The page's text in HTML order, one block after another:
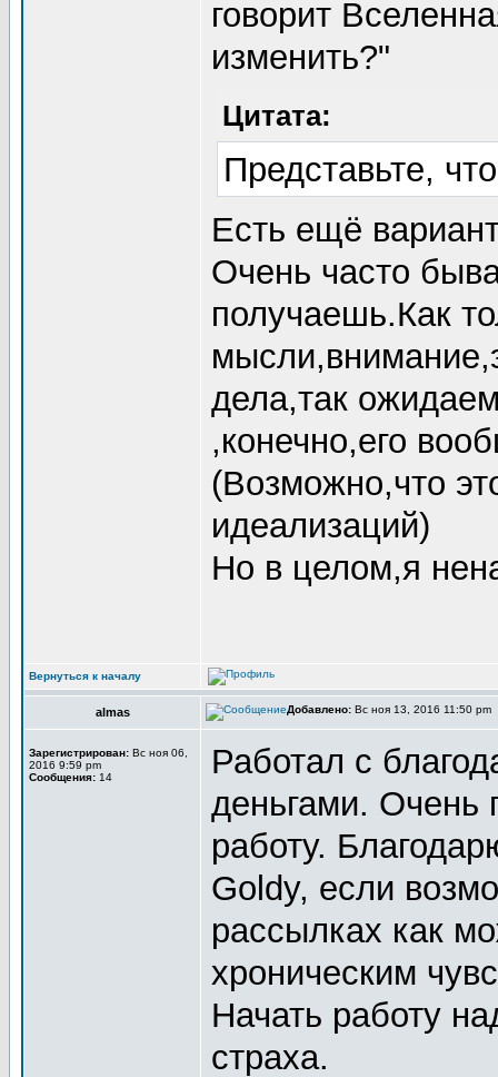
говорит
изменить?"
Цитата:
Представьте,
Есть ещё
Очень часто
получаешь.Как
дела,так
,конечно,его
(Возможно,что
идеализаций)
Но в целом,я
Вернуться к началу
almas Добавлено: Вс ноя 13, 2016 11:50 pm
Зарегистрирован: Вс ноя 06,
2016 9:59 pm
Сообщения: 14
Работал с
деньгами. Очень
работу.
Goldy, если
рассылках как
хроническим
Начать работу
страха.